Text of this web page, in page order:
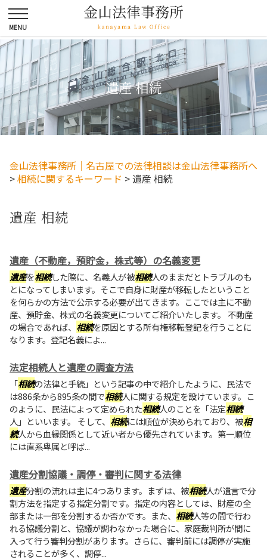
遺産 相続
金山法律事務所｜名古屋での法律相談は金山法律事務所へ
>相続に関するキーワード >遺産 相続
遺産 相続
遺産（不動産，預貯金，株式等）の名義変更
遺産を相続した際に、名義人が被相続人のままだとトラブルのも
とになってしまいます。そこで自身に財産が移転したということ
を何らかの方法で公示する必要が出てきます。ここでは主に不動
産、預貯金、株式の名義変更についてご紹介いたします。 不動産
の場合であれば、 相続を原因とする所有権移転登記を行うことに
なります。登記名義によ...
法定相続人と遺産の調査方法
「相続の法律と手続」という記事の中で紹介したように、民法で
は886条から895条の間で相続人に関する規定を設けています。こ
のように、民法によって定められた相続人のことを「法定相続
人」といいます。 そして、 相続には順位が決められており、被相
続人から血縁関係として近い者から優先されています。第一順位
には直系卑属と呼ば...
遺産分割協議・調停・審判に関する法律
遺産分割の流れは主に4つあります。まずは、被相続人が遺言で分
割方法を指定する指定分割です。指定の内容としては、財産の全
部または一部を分割するか否かです。また、 相続人等の間で行わ
れる協議分割と、協議が調わなかった場合に、家庭裁判所が間に
入って行う審判分割があります。さらに、審判前には調停が実施
されることが多く、調停...